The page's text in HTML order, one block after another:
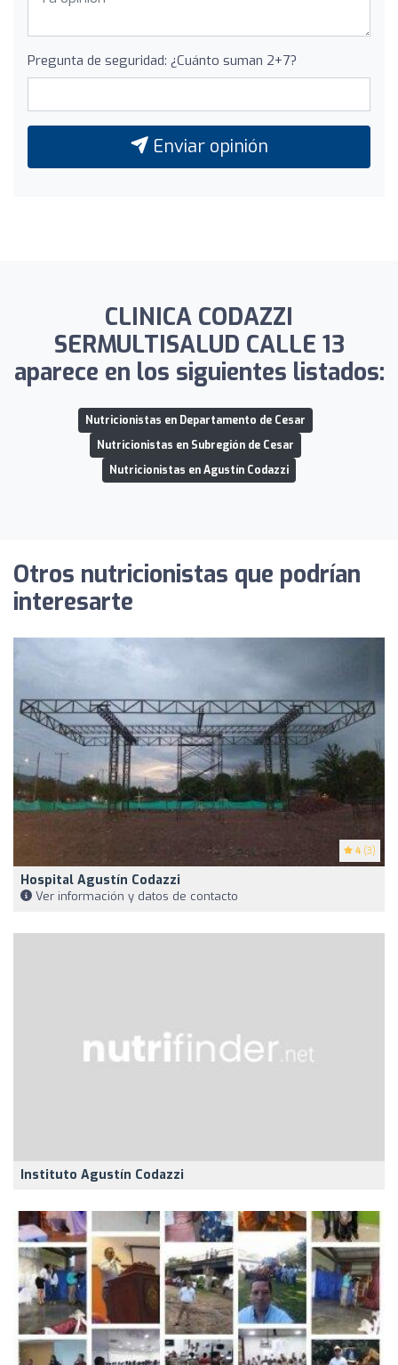
Pregunta de seguridad: ¿Cuánto suman 2+7?
Enviar opinión
CLINICA CODAZZI
SERMULTISALUD CALLE 13
aparece en los siguientes listados:
Nutricionistas en Departamento de Cesar
Nutricionistas en Subregión de Cesar
Nutricionistas en Agustín Codazzi
Otros nutricionistas que podrían
interesarte
4 (3)
Hospital Agustín Codazzi
Ver información y datos de contacto
Instituto Agustín Codazzi